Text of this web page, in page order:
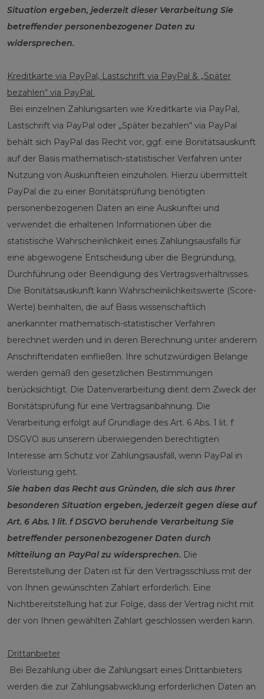
Situation ergeben, jederzeit dieser Verarbeitung Sie
betreffender personenbezogener Daten zu
widersprechen.
Kreditkarte via PayPal, Lastschrift via PayPal & „Später
bezahlen“ via PayPal
Bei einzelnen Zahlungsarten wie Kreditkarte via PayPal,
Lastschrift via PayPal oder „Später bezahlen“ via PayPal
behält sich PayPal das Recht vor, ggf. eine Bonitätsauskunft
auf der Basis mathematisch-statistischer Verfahren unter
Nutzung von Auskunfteien einzuholen. Hierzu übermittelt
PayPal die zu einer Bonitätsprüfung benötigten
personenbezogenen Daten an eine Auskunftei und
verwendet die erhaltenen Informationen über die
statistische Wahrscheinlichkeit eines Zahlungsausfalls für
eine abgewogene Entscheidung über die Begründung,
Durchführung oder Beendigung des Vertragsverhältnisses.
Die Bonitätsauskunft kann Wahrscheinlichkeitswerte (Score-
Werte) beinhalten, die auf Basis wissenschaftlich
anerkannter mathematisch-statistischer Verfahren
berechnet werden und in deren Berechnung unter anderem
Anschriftendaten einfließen. Ihre schutzwürdigen Belange
werden gemäß den gesetzlichen Bestimmungen
berücksichtigt. Die Datenverarbeitung dient dem Zweck der
Bonitätsprüfung für eine Vertragsanbahnung. Die
Verarbeitung erfolgt auf Grundlage des Art. 6 Abs. 1 lit. f
DSGVO aus unserem überwiegenden berechtigten
Interesse am Schutz vor Zahlungsausfall, wenn PayPal in
Vorleistung geht.
Sie haben das Recht aus Gründen, die sich aus Ihrer
besonderen Situation ergeben, jederzeit gegen diese auf
Art. 6 Abs. 1 lit. f DSGVO beruhende Verarbeitung Sie
betreffender personenbezogener Daten durch
Mitteilung an PayPal zu widersprechen. Die
Bereitstellung der Daten ist für den Vertragsschluss mit der
von Ihnen gewünschten Zahlart erforderlich. Eine
Nichtbereitstellung hat zur Folge, dass der Vertrag nicht mit
der von Ihnen gewählten Zahlart geschlossen werden kann.
Drittanbieter
Bei Bezahlung über die Zahlungsart eines Drittanbieters
werden die zur Zahlungsabwicklung erforderlichen Daten an